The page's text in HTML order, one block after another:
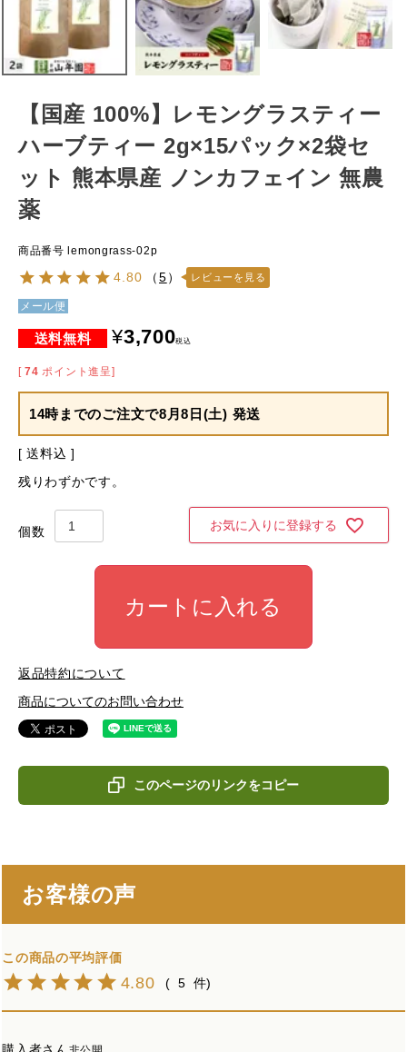
【国産 100%】レモングラスティー
ハーブティー 2g×15パック×2袋セ
ット 熊本県産 ノンカフェイン 無農
薬
商品番号 lemongrass-02p
4.80 （5） レビューを見る
メール便
¥3,700税込
[ 74 ポイント進呈]
14時までのご注文で8月8日(土) 発送
送料込
残りわずかです。
お気に入りに登録する
カートに入れる
返品特約について
商品についてのお問い合わせ
このページのリンクをコピー
お客様の声
4.80 5